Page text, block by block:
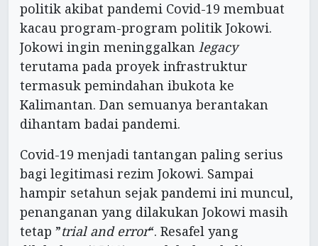
politik akibat pandemi Covid-19 membuat
kacau program-program politik Jokowi.
Jokowi ingin meninggalkan legacy
terutama pada proyek infrastruktur
termasuk pemindahan ibukota ke
Kalimantan. Dan semuanya berantakan
dihantam badai pandemi.
Covid-19 menjadi tantangan paling serius
bagi legitimasi rezim Jokowi. Sampai
hampir setahun sejak pandemi ini muncul,
penanganan yang dilakukan Jokowi masih
tetap ”trial and error“. Resafel yang